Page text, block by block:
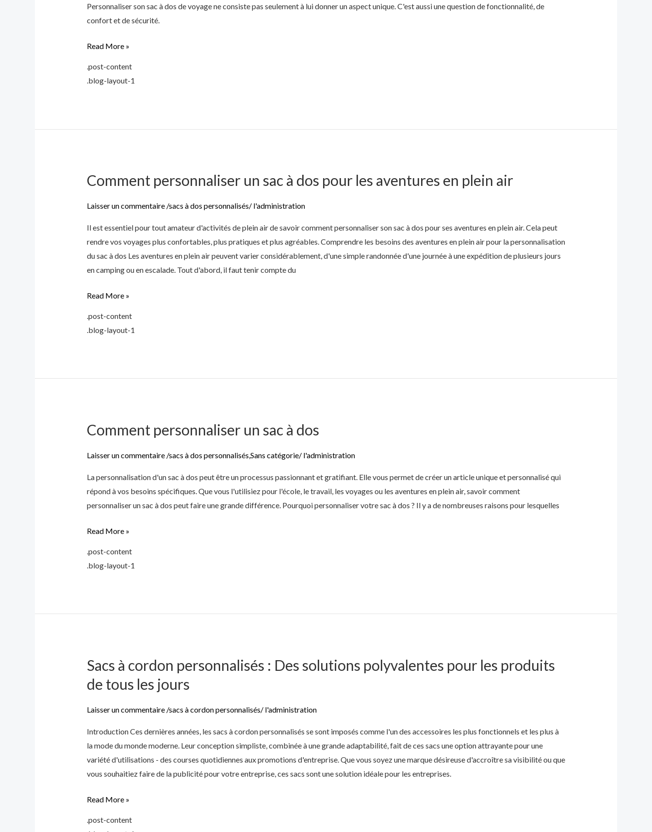
Personnaliser son sac à dos de voyage ne consiste pas seulement à lui donner un aspect unique. C'est aussi une question de fonctionnalité, de
confort et de sécurité.
Read More »
.post-content
.blog-layout-1
Comment personnaliser un sac à dos pour les aventures en plein air
Laisser un commentaire /sacs à dos personnalisés/ l'administration
Il est essentiel pour tout amateur d'activités de plein air de savoir comment personnaliser son sac à dos pour ses aventures en plein air. Cela peut
rendre vos voyages plus confortables, plus pratiques et plus agréables. Comprendre les besoins des aventures en plein air pour la personnalisation
du sac à dos Les aventures en plein air peuvent varier considérablement, d'une simple randonnée d'une journée à une expédition de plusieurs jours
en camping ou en escalade. Tout d'abord, il faut tenir compte du
Comment
un
à
dos
pour
les
plein
air
Read More »
.post-content
.blog-layout-1
Comment personnaliser un sac à dos
Laisser un commentaire /sacs à dos personnalisés,Sans catégorie/ l'administration
La personnalisation d'un sac à dos peut être un processus passionnant et gratifiant. Elle vous permet de créer un article unique et personnalisé qui
répond à vos besoins spécifiques. Que vous l'utilisiez pour l'école, le travail, les voyages ou les aventures en plein air, savoir comment
personnaliser un sac à dos peut faire une grande différence. Pourquoi personnaliser votre sac à dos ? Il y a de nombreuses raisons pour lesquelles
Comment
un
à
dos
Read More »
.post-content
.blog-layout-1
Sacs à cordon personnalisés : Des solutions polyvalentes pour les produits
de tous les jours
Laisser un commentaire /sacs à cordon personnalisés/ l'administration
Introduction Ces dernières années, les sacs à cordon personnalisés se sont imposés comme l'un des accessoires les plus fonctionnels et les plus à
la mode du monde moderne. Leur conception simpliste, combinée à une grande adaptabilité, fait de ces sacs une option attrayante pour une
variété d'utilisations - des courses quotidiennes aux promotions d'entreprise. Que vous soyez une marque désireuse d'accroître sa visibilité ou que
vous souhaitiez faire de la publicité pour votre entreprise, ces sacs sont une solution idéale pour les entreprises.
Sacs
cordon
Des
solutions
polyvalentes
pour
produits
de
Read More »
.post-content